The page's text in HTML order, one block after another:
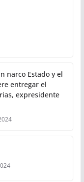
narco Estado y el
entregar el
expresidente